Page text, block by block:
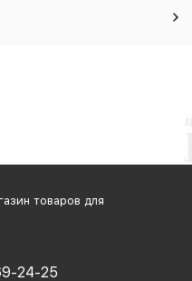
товаров для
24-25